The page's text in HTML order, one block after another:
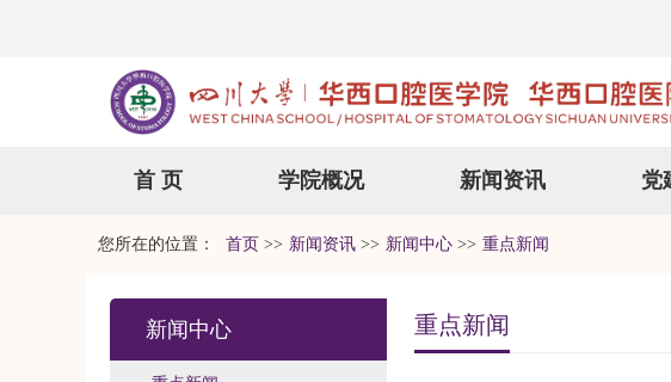
首 页 学院概况 新闻资讯 党
您所在的位置： 首页 >> 新闻资讯 >> 新闻中心 >> 重点新闻
新闻中心 重点新闻